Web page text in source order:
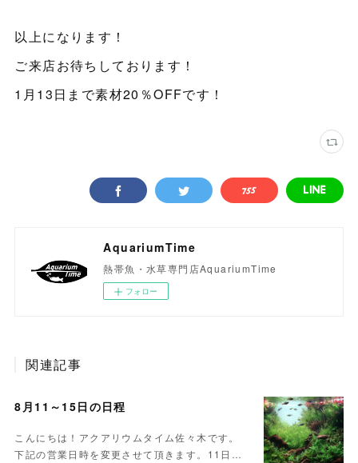
以上になります！
ご来店お待ちしております！
1月13日まで素材20％OFFです！
AquariumTime
熱帯魚・水草専門店AquariumTime
フォロー
関連記事
8月11～15日の日程
こんにちは！アクアリウムタイム佐々木です。
下記の営業日時を変更させて頂きます。11日…